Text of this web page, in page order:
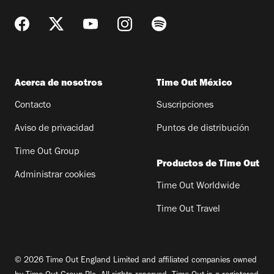
Acerca de nosotros
Contacto
Aviso de privacidad
Time Out Group
Administrar cookies
Time Out México
Suscripciones
Puntos de distribución
Productos de Time Out
Time Out Worldwide
Time Out Travel
© 2026 Time Out England Limited and affiliated companies owned